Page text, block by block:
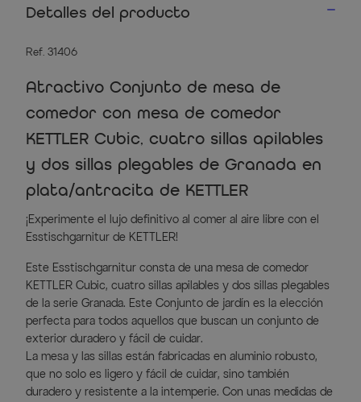
Detalles del producto
Ref. 31406
Atractivo Conjunto de mesa de
comedor con mesa de comedor
KETTLER Cubic, cuatro sillas apilables
y dos sillas plegables de Granada en
plata/antracita de KETTLER
¡Experimente el lujo definitivo al comer al aire libre con el
Esstischgarnitur de KETTLER!
Este Esstischgarnitur consta de una mesa de comedor
KETTLER Cubic, cuatro sillas apilables y dos sillas plegables
de la serie Granada. Este Conjunto de jardín es la elección
perfecta para todos aquellos que buscan un conjunto de
exterior duradero y fácil de cuidar.
La mesa y las sillas están fabricadas en aluminio robusto,
que no solo es ligero y fácil de cuidar, sino también
duradero y resistente a la intemperie. Con unas medidas de